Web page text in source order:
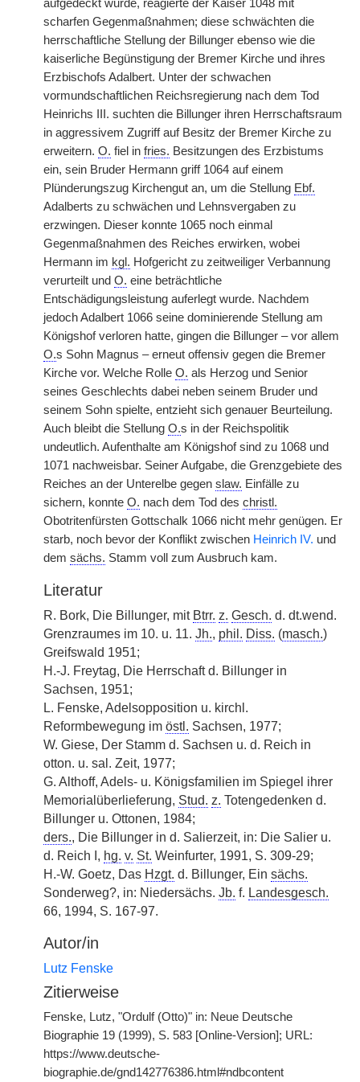
aufgedeckt wurde, reagierte der Kaiser 1048 mit
scharfen Gegenmaßnahmen; diese schwächten die
herrschaftliche Stellung der Billunger ebenso wie die
kaiserliche Begünstigung der Bremer Kirche und ihres
Erzbischofs Adalbert. Unter der schwachen
vormundschaftlichen Reichsregierung nach dem Tod
Heinrichs III. suchten die Billunger ihren Herrschaftsraum
in aggressivem Zugriff auf Besitz der Bremer Kirche zu
erweitern. O. fiel in fries. Besitzungen des Erzbistums
ein, sein Bruder Hermann griff 1064 auf einem
Plünderungszug Kirchengut an, um die Stellung Ebf.
Adalberts zu schwächen und Lehnsvergaben zu
erzwingen. Dieser konnte 1065 noch einmal
Gegenmaßnahmen des Reiches erwirken, wobei
Hermann im kgl. Hofgericht zu zeitweiliger Verbannung
verurteilt und O. eine beträchtliche
Entschädigungsleistung auferlegt wurde. Nachdem
jedoch Adalbert 1066 seine dominierende Stellung am
Königshof verloren hatte, gingen die Billunger – vor allem
O.s Sohn Magnus – erneut offensiv gegen die Bremer
Kirche vor. Welche Rolle O. als Herzog und Senior
seines Geschlechts dabei neben seinem Bruder und
seinem Sohn spielte, entzieht sich genauer Beurteilung.
Auch bleibt die Stellung O.s in der Reichspolitik
undeutlich. Aufenthalte am Königshof sind zu 1068 und
1071 nachweisbar. Seiner Aufgabe, die Grenzgebiete des
Reiches an der Unterelbe gegen slaw. Einfälle zu
sichern, konnte O. nach dem Tod des christl.
Obotritenfürsten Gottschalk 1066 nicht mehr genügen. Er
starb, noch bevor der Konflikt zwischen Heinrich IV. und
dem sächs. Stamm voll zum Ausbruch kam.
Literatur
R. Bork, Die Billunger, mit Btrr. z. Gesch. d. dt.wend.
Grenzraumes im 10. u. 11. Jh., phil. Diss. (masch.)
Greifswald 1951;
H.-J. Freytag, Die Herrschaft d. Billunger in
Sachsen, 1951;
L. Fenske, Adelsopposition u. kirchl.
Reformbewegung im östl. Sachsen, 1977;
W. Giese, Der Stamm d. Sachsen u. d. Reich in
otton. u. sal. Zeit, 1977;
G. Althoff, Adels- u. Königsfamilien im Spiegel ihrer
Memorialüberlieferung, Stud. z. Totengedenken d.
Billunger u. Ottonen, 1984;
ders., Die Billunger in d. Salierzeit, in: Die Salier u.
d. Reich I, hg. v. St. Weinfurter, 1991, S. 309-29;
H.-W. Goetz, Das Hzgt. d. Billunger, Ein sächs.
Sonderweg?, in: Niedersächs. Jb. f. Landesgesch.
66, 1994, S. 167-97.
Autor/in
Lutz Fenske
Zitierweise
Fenske, Lutz, "Ordulf (Otto)" in: Neue Deutsche
Biographie 19 (1999), S. 583 [Online-Version]; URL:
https://www.deutsche-
biographie.de/gnd142776386.html#ndbcontent